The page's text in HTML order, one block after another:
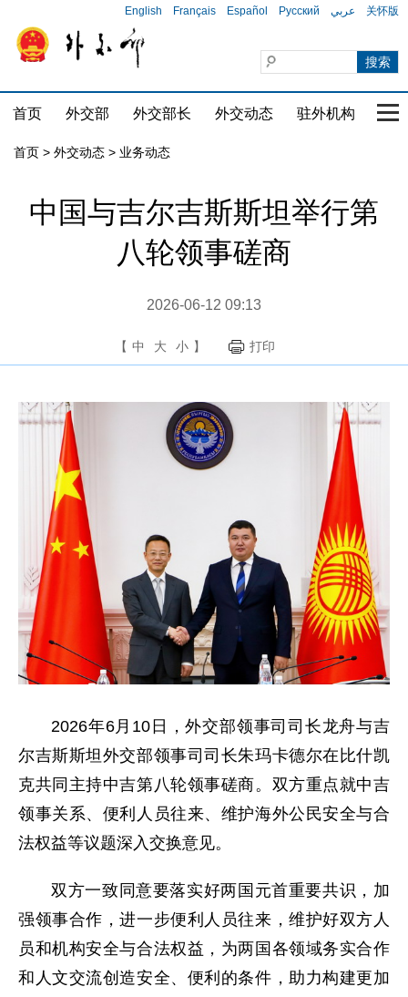
English Français Español Русский عربي 关怀版
首页 外交部 外交部长 外交动态 驻外机构 国
首页 > 外交动态 > 业务动态
中国与吉尔吉斯斯坦举行第
八轮领事磋商
2026-06-12 09:13
【 中 大 小 】 打印
2026年6月10日，外交部领事司司长龙舟与吉
尔吉斯斯坦外交部领事司司长朱玛卡德尔在比什凯
克共同主持中吉第八轮领事磋商。双方重点就中吉
领事关系、便利人员往来、维护海外公民安全与合
法权益等议题深入交换意见。
双方一致同意要落实好两国元首重要共识，加
强领事合作，进一步便利人员往来，维护好双方人
员和机构安全与合法权益，为两国各领域务实合作
和人文交流创造安全、便利的条件，助力构建更加